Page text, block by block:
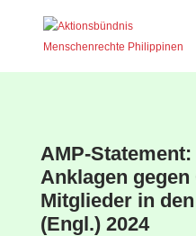
AMP-
Anklagen gegen
Mitglieder in
(Engl.) 2024